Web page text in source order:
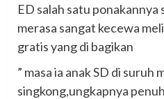
‎ED salah satu
merasa sangat kecewa
gratis yang di bagikan
‎” masa ia anak SD di suruh
singkong,ungkapnya